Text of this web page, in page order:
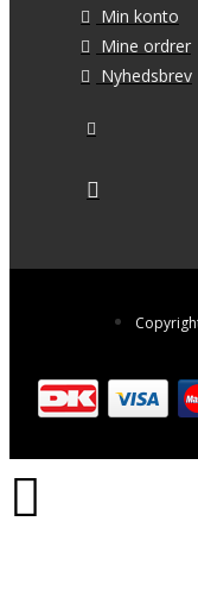
Min konto
Mine ordrer
Nyhedsbrev